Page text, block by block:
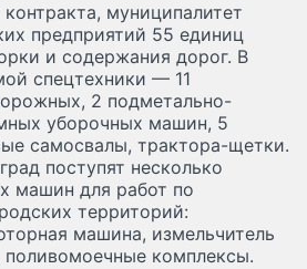
муниципалитет
предприятий 55 единиц
и содержания дорог. В
спецтехники — 11
2 подметально-
уборочных машин, 5
самосвалы, трактора-щетки.
поступят несколько
машин для работ по
территорий:
машина, измельчитель
комплексы.